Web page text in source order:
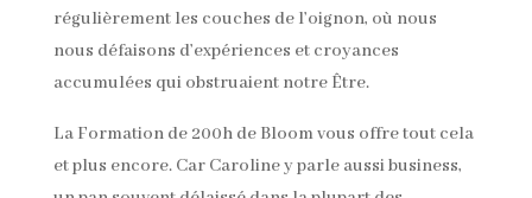
régulièrement les couches de l’oignon, où nous
nous défaisons d’expériences et croyances
accumulées qui obstruaient notre Être.
La Formation de 200h de Bloom vous offre tout cela
et plus encore. Car Caroline y parle aussi business,